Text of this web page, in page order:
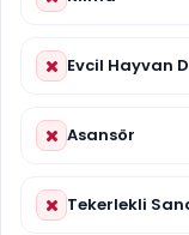
Evcil Hayvan
Asansör
Tekerlekli